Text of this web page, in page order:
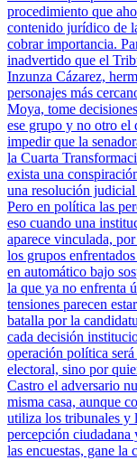
procedimiento que
contenido jurídico de
cobrar importancia.
inadvertido que el
Inzunza Cázarez,
personajes más
Moya, tome
ese grupo y no otro el
impedir que la
la Cuarta
exista una
una resolución
Pero en política las
eso cuando una
aparece vinculada,
los grupos
en automático bajo
la que ya no enfrenta
tensiones parecen
batalla por la
cada decisión
operación política
electoral, sino por
Castro el adversario
misma casa, aunque
utiliza los tribunales y
percepción ciudadana
las encuestas, gane la